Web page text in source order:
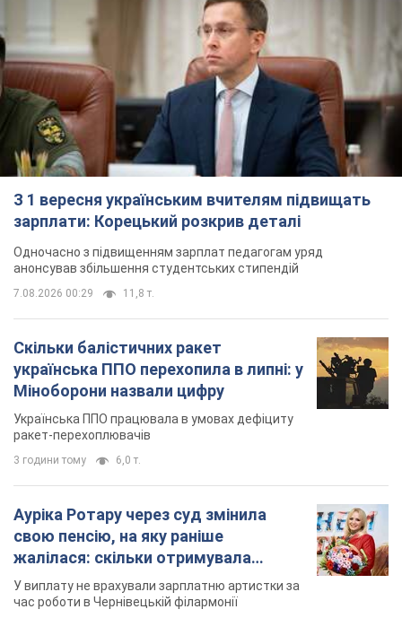
З 1 вересня українським вчителям підвищать
зарплати: Корецький розкрив деталі
Одночасно з підвищенням зарплат педагогам уряд
анонсував збільшення студентських стипендій
7.08.2026 00:29 11,8 т.
Скільки балістичних ракет
українська ППО перехопила в липні: у
Міноборони назвали цифру
Українська ППО працювала в умовах дефіциту
ракет-перехоплювачів
3 години тому 6,0 т.
Ауріка Ротару через суд змінила
свою пенсію, на яку раніше
жалілася: скільки отримувала
співачка
У виплату не врахували зарплатню артистки за
час роботи в Чернівецькій філармонії